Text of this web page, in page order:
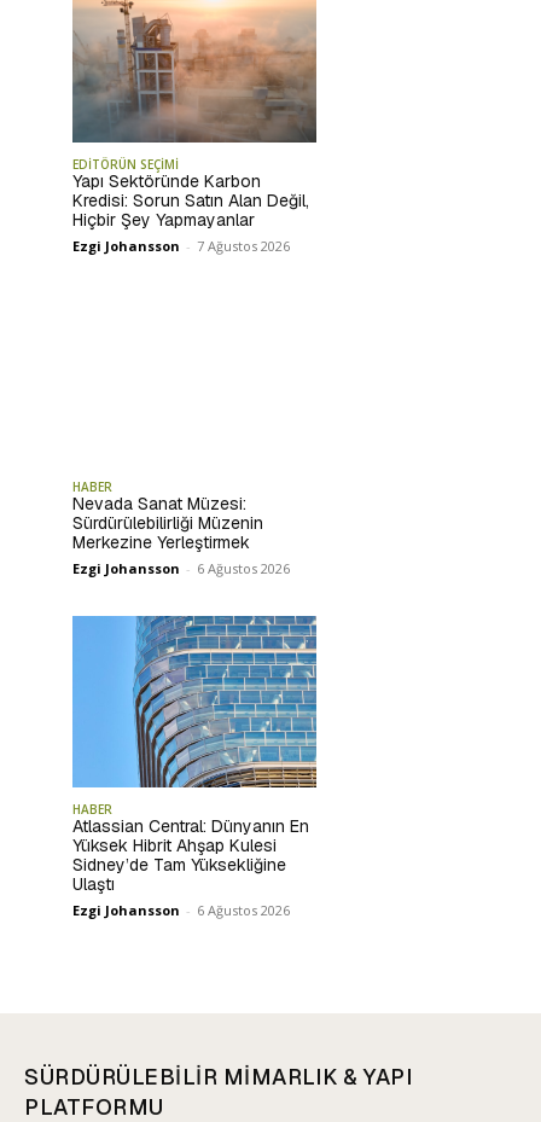
EDİTÖRÜN SEÇİMİ
Yapı Sektöründe Karbon
Kredisi: Sorun Satın Alan Değil,
Hiçbir Şey Yapmayanlar
Ezgi Johansson - 7 Ağustos 2026
HABER
Nevada Sanat Müzesi:
Sürdürülebilirliği Müzenin
Merkezine Yerleştirmek
Ezgi Johansson - 6 Ağustos 2026
HABER
Atlassian Central: Dünyanın En
Yüksek Hibrit Ahşap Kulesi
Sidney’de Tam Yüksekliğine
Ulaştı
Ezgi Johansson - 6 Ağustos 2026
SÜRDÜRÜLEBİLİR MİMARLIK & YAPI
PLATFORMU